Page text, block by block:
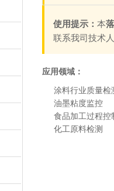
使用提示： 本
联系我司技术
应用领域：
涂料行业质量检
油墨粘度监控
食品加工过程控
化工原料检测